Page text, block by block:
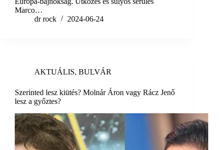
Marco…
dr rock
2024-06-24
AKTUÁLIS, BULVÁR
Szerinted lesz kiütés? Molnár Áron vagy Rácz Jenő
lesz a győztes?